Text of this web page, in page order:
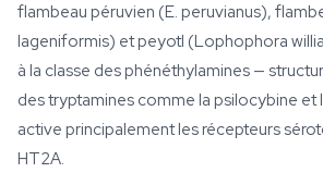
flambeau péruvien (E. peruvianus),
lageniformis) et peyotl (Lophophora
à la classe des phénéthylamines —
des tryptamines comme la psilocybine et
active principalement les récepteurs
HT2A.